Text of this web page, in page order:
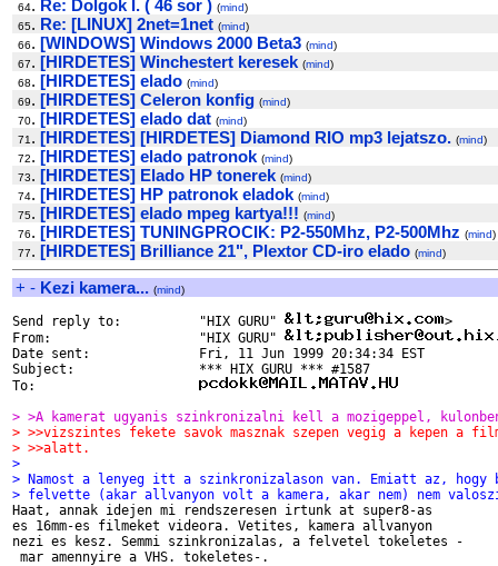
64. Re: Dolgok I. ( 46 sor ) (mind)
65. Re: [LINUX] 2net=1net (mind)
66. [WINDOWS] Windows 2000 Beta3 (mind)
67. [HIRDETES] Winchestert keresek (mind)
68. [HIRDETES] elado (mind)
69. [HIRDETES] Celeron konfig (mind)
70. [HIRDETES] elado dat (mind)
71 . [HIRDETES] [HIRDETES] Diamond RIO mp3 lejatszo. (mind)
72. [HIRDETES] elado patronok (mind)
73. [HIRDETES] Elado HP tonerek (mind)
74. [HIRDETES] HP patronok eladok (mind)
75. [HIRDETES] elado mpeg kartya!!! (mind)
76. [HIRDETES] TUNINGPROCIK: P2-550Mhz, P2-500Mhz (mind)
77. [HIRDETES] Brilliance 21", Plextor CD-iro elado (mind)
+ - Kezi kamera... (mind)
Send reply to:  	"HIX GURU"
>
From:           	"HIX GURU"
Date sent:      	Fri, 11 Jun 1999 20:34:34 EST
Subject:        	*** HIX GURU *** #1587
> >A kamerat ugyanis szinkronizalni kell a mozigeppel,
> >>vizszintes fekete savok masznak szepen vegig a kepen a
> >>alatt.
>
> Namost a lenyeg itt a szinkronizalason van. Emiatt az, hogy
> felvette (akar allvanyon volt a kamera, akar nem) nem
Haat, annak idejen mi rendszeresen irtunk at super8-as
es 16mm-es filmeket videora. Vetites, kamera allvanyon
nezi es kesz. Semmi szinkronizalas, a felvetel tokeletes -
mar amennyire a VHS. tokeletes-.